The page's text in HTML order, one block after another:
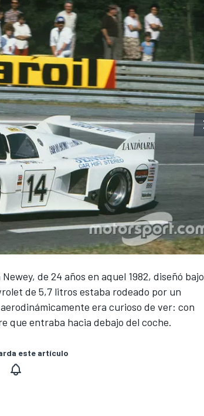
de 24 años en aquel 1982, diseñó bajo
de 5,7 litros estaba rodeado por un
era curioso de ver: con
que entraba hacia debajo del coche.
este artículo